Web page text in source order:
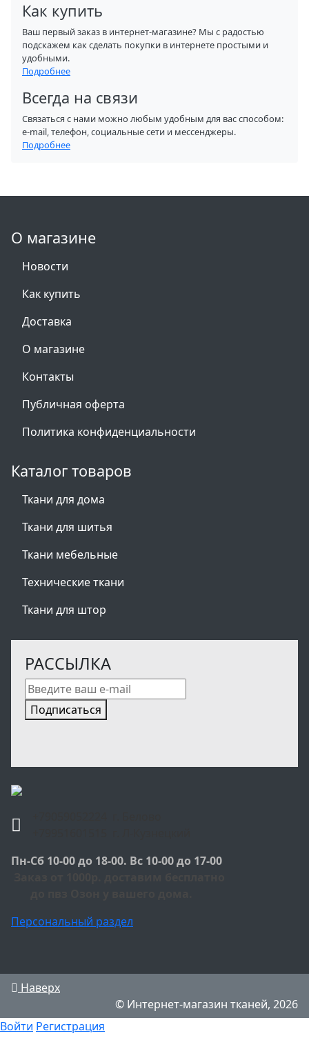
Как купить
Ваш первый заказ в интернет-магазине? Мы с радостью
подскажем как сделать покупки в интернете простыми и
удобными.
Подробнее
Всегда на связи
Связаться с нами можно любым удобным для вас способом:
e-mail, телефон, социальные сети и мессенджеры.
Подробнее
О магазине
Новости
Как купить
Доставка
О магазине
Контакты
Публичная оферта
Политика конфиденциальности
Каталог товаров
Ткани для дома
Ткани для шитья
Ткани мебельные
Технические ткани
Ткани для штор
РАССЫЛКА
Подписаться
Пн-Сб 10-00 до 18-00. Вс 10-00 до 17-00
Персональный раздел
Наверх
© Интернет-магазин тканей, 2026
Войти Регистрация